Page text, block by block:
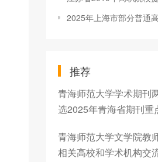
2025年上海市部分普通高校专科层次依法自主招生网
推荐
青海师范大学学术期刊
选2025年青海省期刊重
青海师范大学文学院教
相关高校和学术机构交